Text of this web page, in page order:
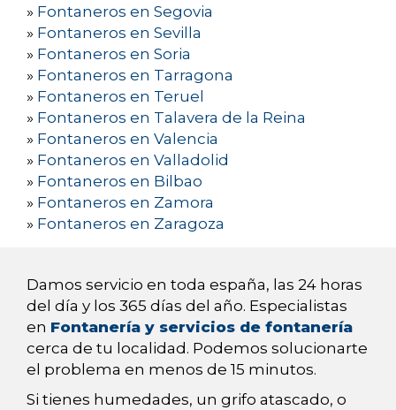
» Fontaneros en Segovia
» Fontaneros en Sevilla
» Fontaneros en Soria
» Fontaneros en Tarragona
» Fontaneros en Teruel
» Fontaneros en Talavera de la Reina
» Fontaneros en Valencia
» Fontaneros en Valladolid
» Fontaneros en Bilbao
» Fontaneros en Zamora
» Fontaneros en Zaragoza
Damos servicio en toda españa, las 24 horas
del día y los 365 días del año. Especialistas
en Fontanería y servicios de fontanería
cerca de tu localidad. Podemos solucionarte
el problema en menos de 15 minutos.
Si tienes humedades, un grifo atascado, o